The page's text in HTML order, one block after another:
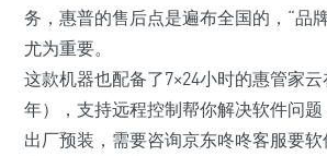
务，惠普的售后点是遍布全国的，“品
尤为重要。
这款机器也配备了7×24小时的惠管家
年），支持远程控制帮你解决软件问
出厂预装，需要咨询京东咚咚客服要